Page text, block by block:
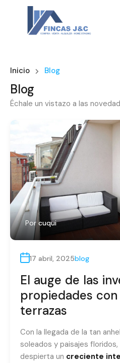
Inicio Blog
Blog
Échale un vistazo a las
Por cuqui
17 abril, 2025blog
El auge de las
propiedades
terrazas
Con la llegada de la tan
soleados y paisajes
despierta un creciente